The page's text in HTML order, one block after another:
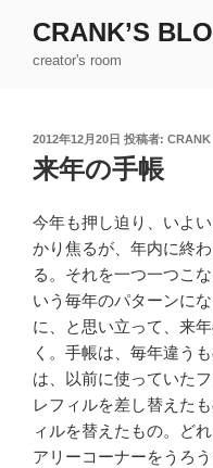
CRANK’S
creator's room
投
稿
日:
2012年12月20日 投稿者: CRANK
来年の手帳
今年も押し迫り、いよ
かり焦るが、年内に終
る。それを一つ一つこ
いう毎年のパターンに
に、と思い立って、来
く。手帳は、毎年違う
は、以前に使っていた
レフィルを差し替えた
ィルを替えたもの。ど
アリーコーナーをうろ